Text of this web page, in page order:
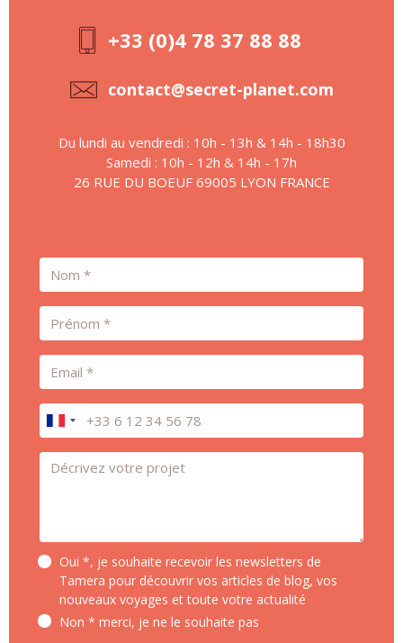
+33 (0)4 78 37 88 88
contact@secret-planet.com
Du lundi au vendredi : 10h - 13h & 14h - 18h30
Samedi : 10h - 12h & 14h - 17h
26 RUE DU BOEUF 69005 LYON FRANCE
Nom
Prénom
Email
Téléphone
Message *
Oui *, je souhaite recevoir les newsletters de
Tamera pour découvrir vos articles de blog, vos
nouveaux voyages et toute votre actualité
Non * merci, je ne le souhaite pas